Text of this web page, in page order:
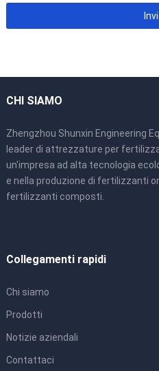
CHI SIAMO
Zhengzhou Shunxin Engineering
leader di attrezzature per
un'impresa ad alta tecnologia
e nella produzione di fertilizzanti
fertilizzanti composti.
Collegamenti rapidi
Chi siamo
Prodotti
Notizie aziendali
Contattaci